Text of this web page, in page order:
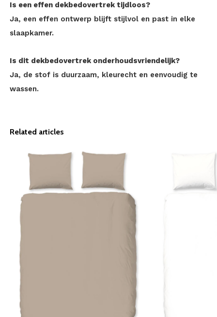
Is een effen dekbedovertrek tijdloos?
Ja, een effen ontwerp blijft stijlvol en past in elke
slaapkamer.
Is dit dekbedovertrek onderhoudsvriendelijk?
Ja, de stof is duurzaam, kleurecht en eenvoudig te
wassen.
Related articles